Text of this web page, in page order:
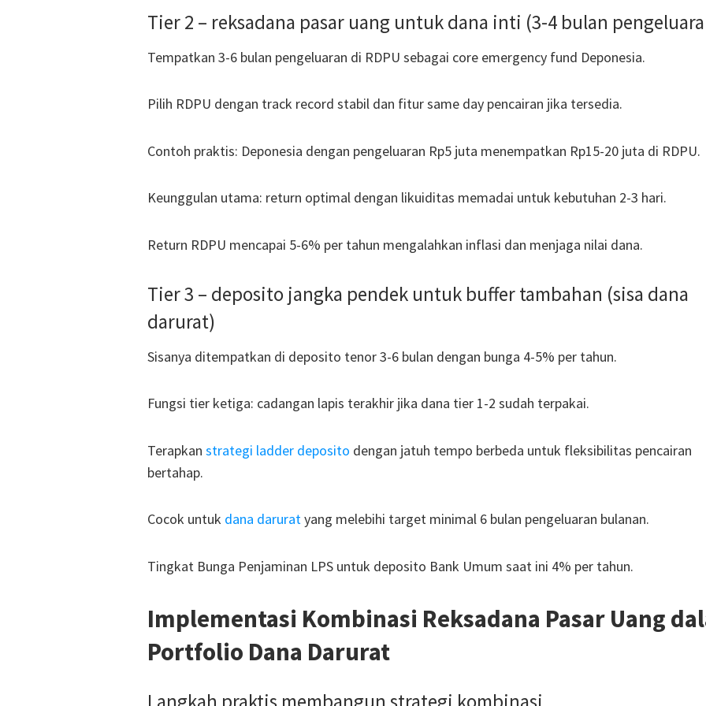
Tier 2 – reksadana pasar uang untuk dana inti (3-4 bulan
Tempatkan 3-6 bulan pengeluaran di RDPU sebagai core emergency fund Deponesia.
Pilih RDPU dengan track record stabil dan fitur same day pencairan jika tersedia.
Contoh praktis: Deponesia dengan pengeluaran Rp5 juta menempatkan Rp15-20 juta di RDPU.
Keunggulan utama: return optimal dengan likuiditas memadai untuk kebutuhan 2-3 hari.
Return RDPU mencapai 5-6% per tahun mengalahkan inflasi dan menjaga nilai dana.
Tier 3 – deposito jangka pendek untuk buffer tambahan (sisa dana
darurat)
Sisanya ditempatkan di deposito tenor 3-6 bulan dengan bunga 4-5% per tahun.
Fungsi tier ketiga: cadangan lapis terakhir jika dana tier 1-2 sudah terpakai.
Terapkan strategi ladder deposito dengan jatuh tempo berbeda untuk fleksibilitas pencairan
bertahap.
Cocok untuk dana daruratyang melebihi target minimal 6 bulan pengeluaran bulanan.
Tingkat Bunga Penjaminan LPS untuk deposito Bank Umum saat ini 4% per tahun.
Implementasi Kombinasi Reksadana Pasar Uang
Portfolio Dana Darurat